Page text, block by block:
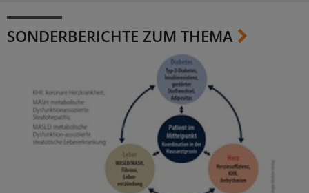
SONDERBERICHTE ZUM THEMA